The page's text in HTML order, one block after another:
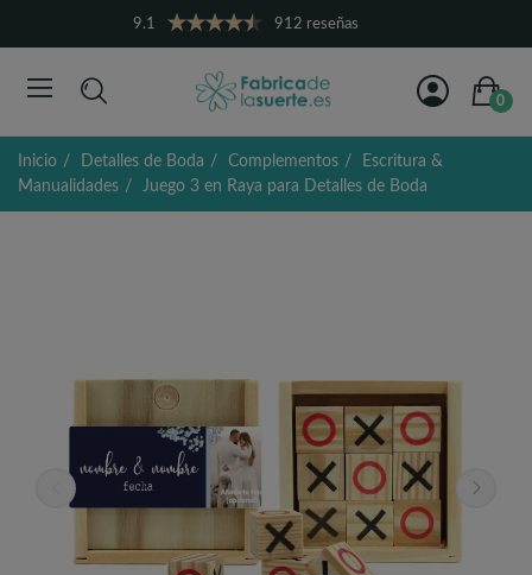
9.1 912 reseñas
0
Inicio Detalles de Boda Complementos
Escritura &
Manualidades
Juego 3 en Raya para Detalles de Boda